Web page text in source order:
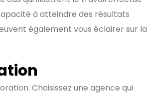
à atteindre des résultats
également vous éclairer sur la
Choisissez une agence qui